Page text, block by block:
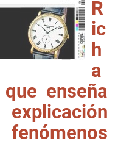
R
ic
h
a
enseña